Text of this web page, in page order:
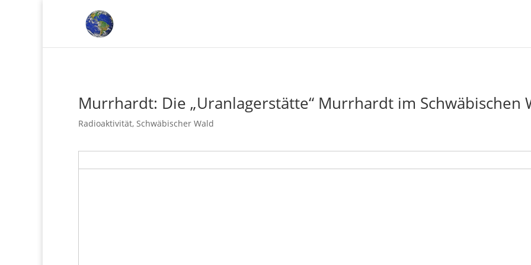
Murrhardt: Die „Uranlagerstätte“ Murrhardt im Schwäbischen
Radioaktivität, Schwäbischer Wald